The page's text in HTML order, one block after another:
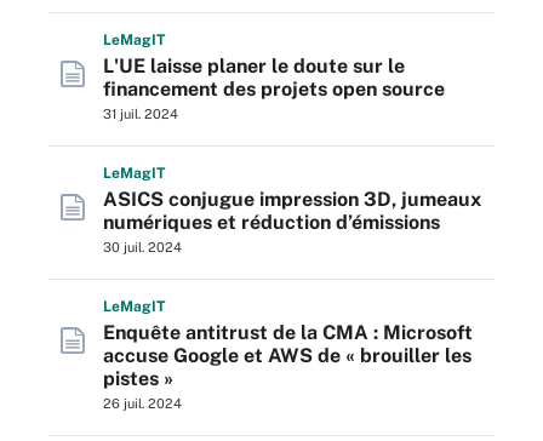
LeMagIT
L'UE laisse planer le doute sur le
financement des projets open source
31 juil. 2024
LeMagIT
ASICS conjugue impression 3D, jumeaux
numériques et réduction d’émissions
30 juil. 2024
LeMagIT
Enquête antitrust de la CMA : Microsoft
accuse Google et AWS de « brouiller les
pistes »
26 juil. 2024